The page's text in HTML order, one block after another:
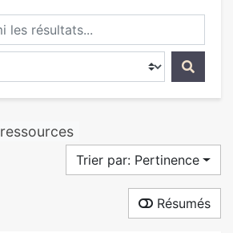
résultats...
Trier par: Pertinence
Résumés